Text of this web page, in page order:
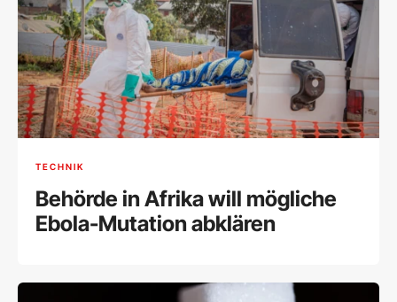
TECHNIK
Behörde in Afrika will mögliche
Ebola-Mutation abklären